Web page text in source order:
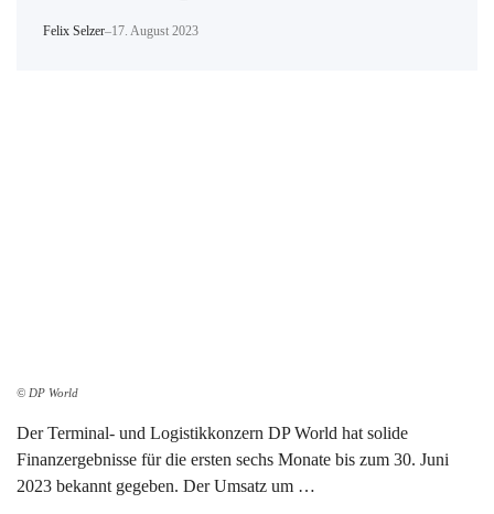
Felix Selzer–17. August 2023
© DP World
Der Terminal- und Logistikkonzern DP World hat solide
Finanzergebnisse für die ersten sechs Monate bis zum 30. Juni
2023 bekannt gegeben. Der Umsatz um …